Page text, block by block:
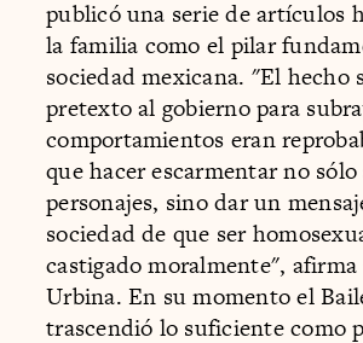
publicó una serie de artículos
la familia como el pilar
sociedad mexicana. "El hecho
pretexto al gobierno para
comportamientos eran
que hacer escarmentar no sólo
personajes, sino dar un
sociedad de que ser
castigado moralmente",
Urbina. En su momento el
trascendió lo suficiente como